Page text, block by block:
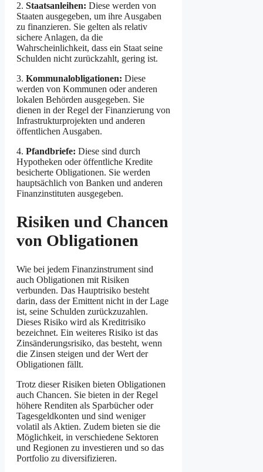
2. Staatsanleihen: Diese werden von
Staaten ausgegeben, um ihre Ausgaben
zu finanzieren. Sie gelten als relativ
sichere Anlagen, da die
Wahrscheinlichkeit, dass ein Staat seine
Schulden nicht zurückzahlt, gering ist.
3. Kommunalobligationen: Diese
werden von Kommunen oder anderen
lokalen Behörden ausgegeben. Sie
dienen in der Regel der Finanzierung von
Infrastrukturprojekten und anderen
öffentlichen Ausgaben.
4. Pfandbriefe: Diese sind durch
Hypotheken oder öffentliche Kredite
besicherte Obligationen. Sie werden
hauptsächlich von Banken und anderen
Finanzinstituten ausgegeben.
Risiken und Chancen
von Obligationen
Wie bei jedem Finanzinstrument sind
auch Obligationen mit Risiken
verbunden. Das Hauptrisiko besteht
darin, dass der Emittent nicht in der Lage
ist, seine Schulden zurückzuzahlen.
Dieses Risiko wird als Kreditrisiko
bezeichnet. Ein weiteres Risiko ist das
Zinsänderungsrisiko, das besteht, wenn
die Zinsen steigen und der Wert der
Obligationen fällt.
Trotz dieser Risiken bieten Obligationen
auch Chancen. Sie bieten in der Regel
höhere Renditen als Sparbücher oder
Tagesgeldkonten und sind weniger
volatil als Aktien. Zudem bieten sie die
Möglichkeit, in verschiedene Sektoren
und Regionen zu investieren und so das
Portfolio zu diversifizieren.